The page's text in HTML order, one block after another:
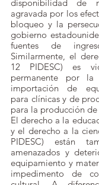
disponibilidad de
agravada por los
bloqueo y la
gobierno
fuentes de
Similarmente, el
12 PIDESC) es
permanente por
importación de
para clínicas y de
para la producción
El derecho a la
y el derecho a la
PIDESC) están
amenazados y
equipamiento y
impedimento de